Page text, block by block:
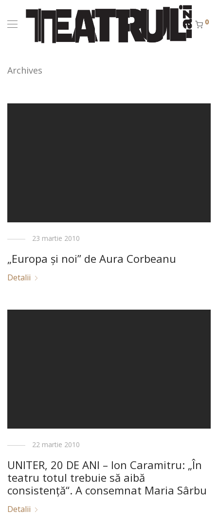
0
Archives
23 martie 2010
„Europa și noi” de Aura Corbeanu
Detalii
22 martie 2010
UNITER, 20 DE ANI – Ion Caramitru: „În
teatru totul trebuie să aibă
consistenţă“. A consemnat Maria Sârbu
Detalii